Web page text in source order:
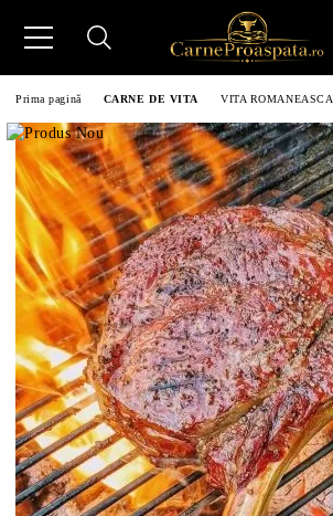
Prima pagină CARNE DE VITA VITA ROMANEASCA